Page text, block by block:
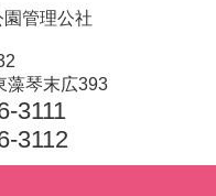
園管理公社
藻琴末広393
3111
3112